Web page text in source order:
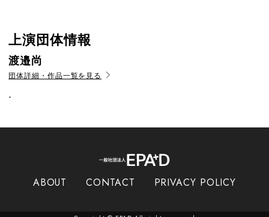
上演団体情報
渡邉尚
団体詳細・作品一覧を見る
-
ABOUT CONTACT PRIVACY POLICY